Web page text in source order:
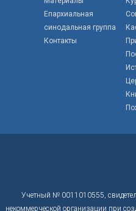
Епархиальная
синодальная группа
Контакты
Учетный № 0011010555,
некоммерческой организации при